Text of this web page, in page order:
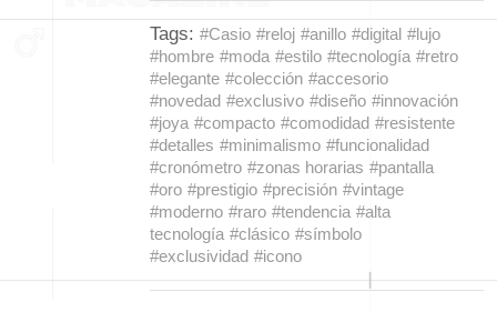
Tags: #Casio #reloj #anillo #digital #lujo
#hombre #moda #estilo #tecnología #retro
#elegante #colección #accesorio
#novedad #exclusivo #diseño #innovación
#joya #compacto #comodidad #resistente
#detalles #minimalismo #funcionalidad
#cronómetro #zonas horarias #pantalla
#oro #prestigio #precisión #vintage
#moderno #raro #tendencia #alta
tecnología #clásico #símbolo
#exclusividad #icono